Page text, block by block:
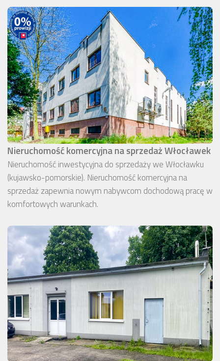
Nieruchomość komercyjna na sprzedaż Włocławek
Nieruchomość inwestycyjna do sprzedaży we Włocławku
(kujawsko-pomorskie). Nieruchomość komercyjna na
sprzedaż zapewnia nowym nabywcom dochodową pracę w
komfortowych warunkach.